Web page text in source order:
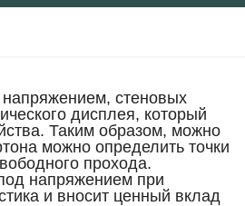
стеновых
дисплея, который
Таким образом, можно
можно определить точки
прохода.
напряжением при
и вносит ценный вклад